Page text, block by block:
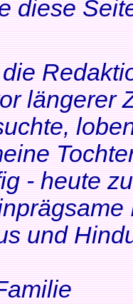
diese
längerer
- heute
und